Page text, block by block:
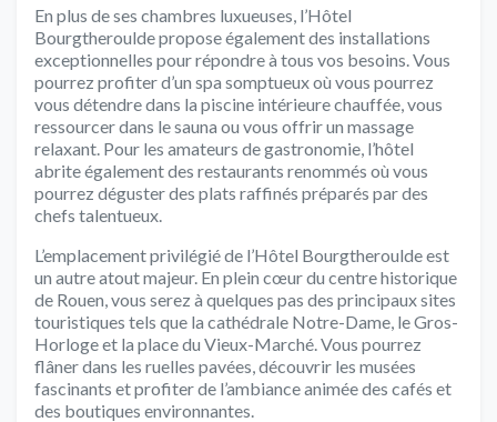
En plus de ses chambres luxueuses, l’Hôtel
Bourgtheroulde propose également des installations
exceptionnelles pour répondre à tous vos besoins. Vous
pourrez profiter d’un spa somptueux où vous pourrez
vous détendre dans la piscine intérieure chauffée, vous
ressourcer dans le sauna ou vous offrir un massage
relaxant. Pour les amateurs de gastronomie, l’hôtel
abrite également des restaurants renommés où vous
pourrez déguster des plats raffinés préparés par des
chefs talentueux.
L’emplacement privilégié de l’Hôtel Bourgtheroulde est
un autre atout majeur. En plein cœur du centre historique
de Rouen, vous serez à quelques pas des principaux sites
touristiques tels que la cathédrale Notre-Dame, le Gros-
Horloge et la place du Vieux-Marché. Vous pourrez
flâner dans les ruelles pavées, découvrir les musées
fascinants et profiter de l’ambiance animée des cafés et
des boutiques environnantes.